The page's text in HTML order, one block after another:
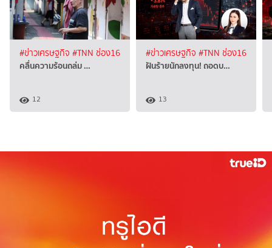
#ข่าวเศรษฐกิจ #TNN ช่อง16
คลื่นความร้อนถล่ม …
12
#ข่าวเศรษฐกิจ #TNN ช่อง16
ฝันร้ายนักลงทุน! ถอดบ…
13